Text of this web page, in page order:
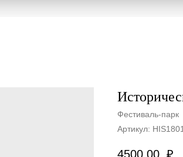
Фестиваль-парк
Артикул:
4500,00 ₽